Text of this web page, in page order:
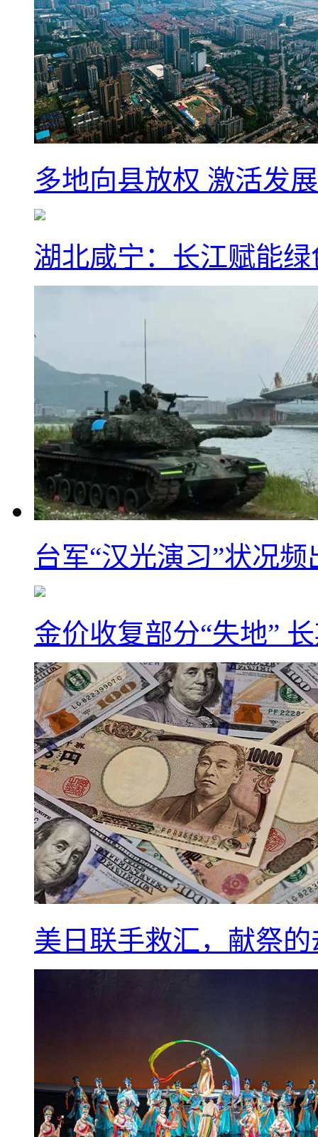
多地向县放权 激活发
湖北咸宁：长江赋能
台军“汉光演习”状况
金价收复部分“失地”
美日联手救汇，献祭